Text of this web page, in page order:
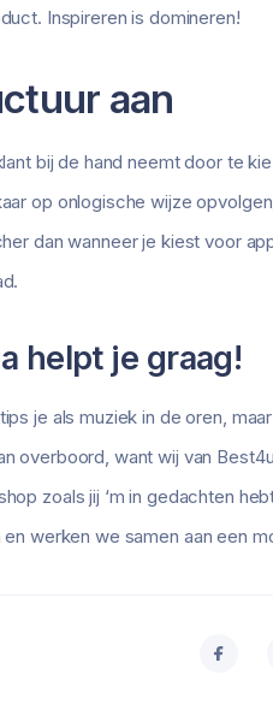
Inspireren is domineren!
aan
bij de hand neemt door te
op onlogische wijze
dan wanneer je kiest voor
helpt je graag!
je als muziek in de oren,
overboord, want wij van
zoals jij ‘m in gedachten
werken we samen aan een